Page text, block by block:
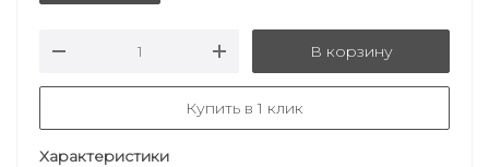
В корзину
Купить в 1 клик
Характеристики